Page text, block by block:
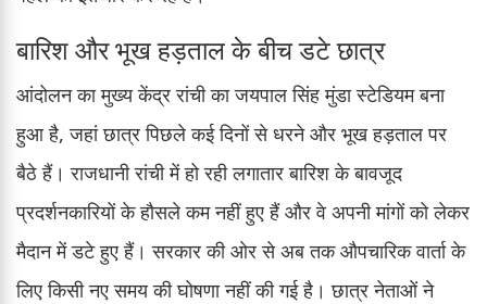
बारिश और भूख हड़ताल के बीच डटे छात्र
आंदोलन का मुख्य केंद्र रांची का जयपाल सिंह मुंडा स्टेडियम बना
हुआ है, जहां छात्र पिछले कई दिनों से धरने और भूख हड़ताल पर
बैठे हैं। राजधानी रांची में हो रही लगातार बारिश के बावजूद
प्रदर्शनकारियों के हौसले कम नहीं हुए हैं और वे अपनी मांगों को लेकर
मैदान में डटे हुए हैं। सरकार की ओर से अब तक औपचारिक वार्ता के
लिए किसी नए समय की घोषणा नहीं की गई है। छात्र नेताओं ने